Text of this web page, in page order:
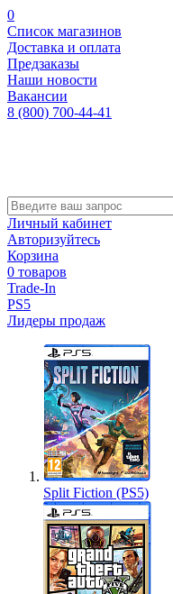
0
Список магазинов
Доставка и оплата
Предзаказы
Наши новости
Вакансии
8 (800) 700-44-41
Личный кабинет
Авторизуйтесь
Корзина
0 товаров
Trade-In
PS5
Лидеры продаж
Split Fiction (PS5)